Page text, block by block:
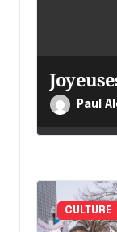
l
e
Paul
CULTURE